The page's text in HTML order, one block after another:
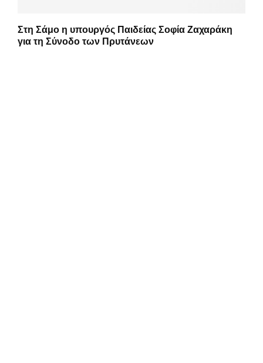
Στη Σάμο η υπουργός Παιδείας Σοφία Ζαχαράκη
για τη Σύνοδο των Πρυτάνεων